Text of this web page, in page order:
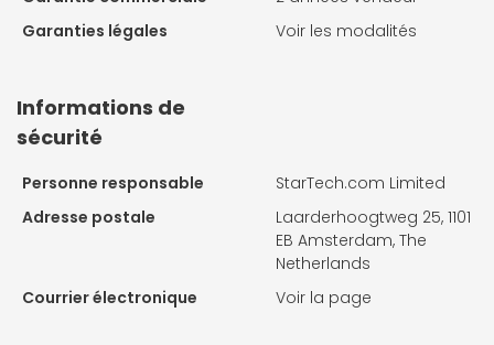
Garanties légales
Voir les modalités
Informations de
sécurité
Personne responsable
StarTech.com Limited
Adresse postale
Laarderhoogtweg 25, 1101
EB Amsterdam, The
Netherlands
Courrier électronique
Voir la page